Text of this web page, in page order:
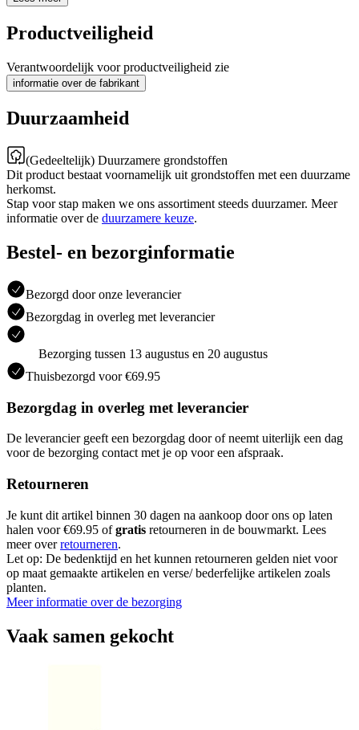
Productveiligheid
Verantwoordelijk voor productveiligheid zie
informatie over de fabrikant
Duurzaamheid
(Gedeeltelijk) Duurzamere grondstoffen
Dit product bestaat voornamelijk uit grondstoffen met een duurzame
herkomst.
Stap voor stap maken we ons assortiment steeds duurzamer. Meer
informatie over de duurzamere keuze.
Bestel- en bezorginformatie
Bezorgd door onze leverancier
Bezorgdag in overleg met leverancier
Bezorging tussen 13 augustus en 20 augustus
Thuisbezorgd voor €69.95
Bezorgdag in overleg met leverancier
De leverancier geeft een bezorgdag door of neemt uiterlijk een dag
voor de bezorging contact met je op voor een afspraak.
Retourneren
Je kunt dit artikel binnen 30 dagen na aankoop door ons op laten
halen voor €69.95 ofgratis retourneren in de bouwmarkt. Lees
meer overretourneren.
Let op: De bedenktijd en het kunnen retourneren gelden niet voor
op maat gemaakte artikelen en verse/ bederfelijke artikelen zoals
planten.
Meer informatie over de bezorging
Vaak samen gekocht